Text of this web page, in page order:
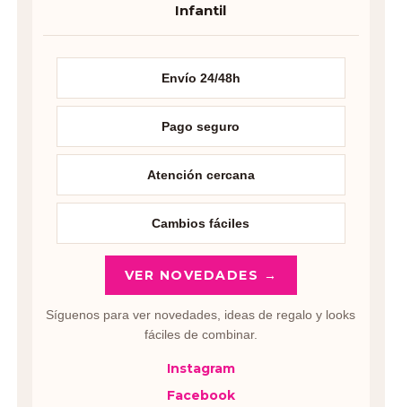
Infantil
Envío 24/48h
Pago seguro
Atención cercana
Cambios fáciles
VER NOVEDADES →
Síguenos para ver novedades, ideas de regalo y looks
fáciles de combinar.
Instagram
Facebook